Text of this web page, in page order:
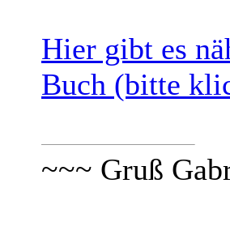
Hier gibt es
Buch (bitte
~~~ Gruß